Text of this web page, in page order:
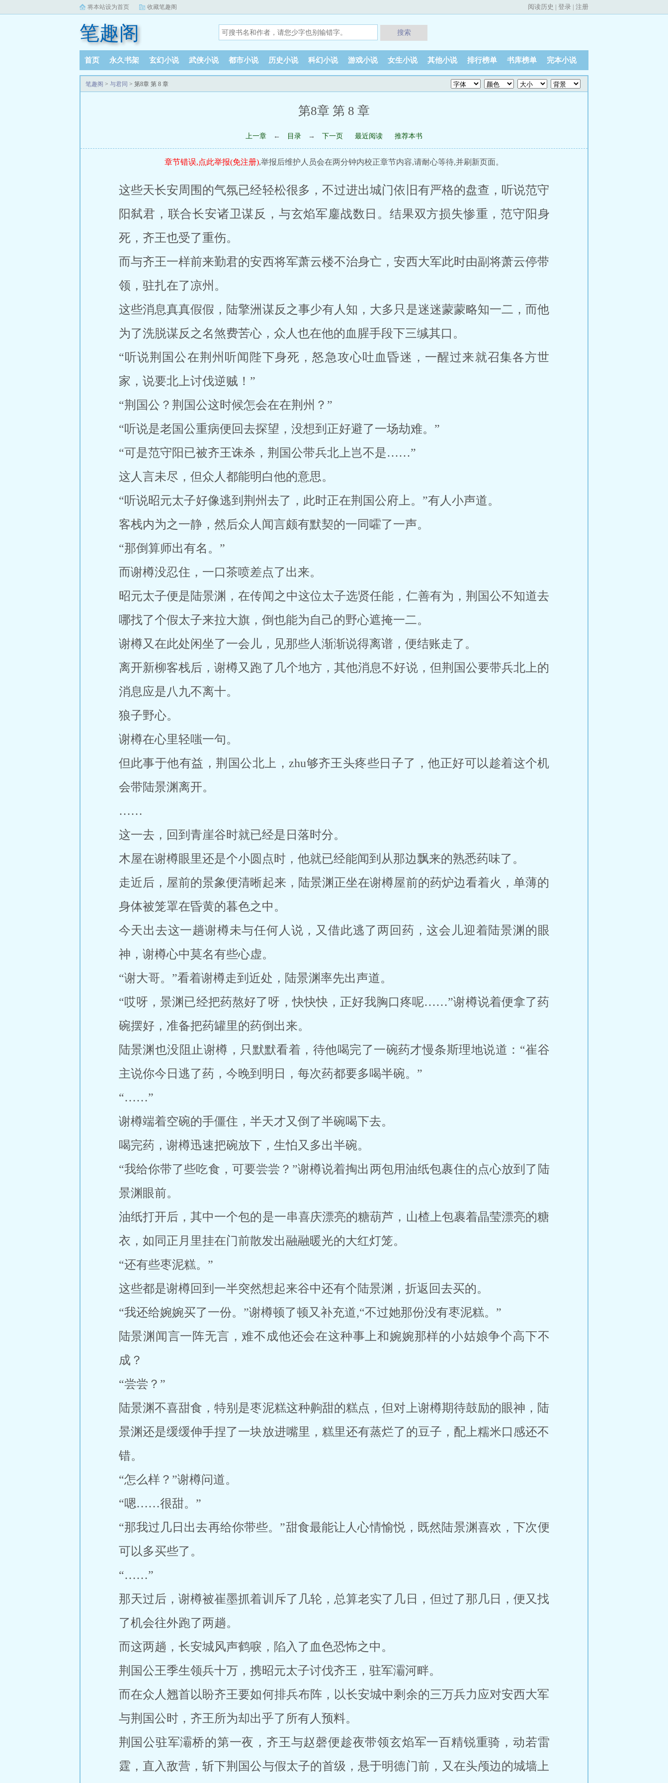
将本站设为首页 收藏笔趣阁 阅读历史 | 登录 | 注册
笔趣阁 搜索
首页 永久书架 玄幻小说 武侠小说 都市小说 历史小说 科幻小说 游戏小说 女生小说 其他小说 排行榜单 书库榜单 完本小说
阅读记录
笔趣阁 > 与君同 > 第8章 第 8 章
第8章 第 8 章
上一章 ← 目录 → 下一页 最近阅读 推荐本书
章节错误,点此举报(免注册),举报后维护人员会在两分钟内校正章节内容,请耐心等待,并刷新页面。
这些天长安周围的气氛已经轻松很多，不过进出城门依旧有严格的盘查，听说范守
阳弑君，联合长安诸卫谋反，与玄焰军鏖战数日。结果双方损失惨重，范守阳身
死，齐王也受了重伤。
而与齐王一样前来勤君的安西将军萧云楼不治身亡，安西大军此时由副将萧云停带
领，驻扎在了凉州。
这些消息真真假假，陆擎洲谋反之事少有人知，大多只是迷迷蒙蒙略知一二，而他
为了洗脱谋反之名煞费苦心，众人也在他的血腥手段下三缄其口。
“听说荆国公在荆州听闻陛下身死，怒急攻心吐血昏迷，一醒过来就召集各方世
家，说要北上讨伐逆贼！”
“荆国公？荆国公这时候怎会在在荆州？”
“听说是老国公重病便回去探望，没想到正好避了一场劫难。”
“可是范守阳已被齐王诛杀，荆国公带兵北上岂不是……”
这人言未尽，但众人都能明白他的意思。
“听说昭元太子好像逃到荆州去了，此时正在荆国公府上。”有人小声道。
客栈内为之一静，然后众人闻言颇有默契的一同嚯了一声。
“那倒算师出有名。”
而谢樽没忍住，一口茶喷差点了出来。
昭元太子便是陆景渊，在传闻之中这位太子选贤任能，仁善有为，荆国公不知道去
哪找了个假太子来拉大旗，倒也能为自己的野心遮掩一二。
谢樽又在此处闲坐了一会儿，见那些人渐渐说得离谱，便结账走了。
离开新柳客栈后，谢樽又跑了几个地方，其他消息不好说，但荆国公要带兵北上的
消息应是八九不离十。
狼子野心。
谢樽在心里轻嗤一句。
但此事于他有益，荆国公北上，zhu够齐王头疼些日子了，他正好可以趁着这个机
会带陆景渊离开。
……
这一去，回到青崖谷时就已经是日落时分。
木屋在谢樽眼里还是个小圆点时，他就已经能闻到从那边飘来的熟悉药味了。
走近后，屋前的景象便清晰起来，陆景渊正坐在谢樽屋前的药炉边看着火，单薄的
身体被笼罩在昏黄的暮色之中。
今天出去这一趟谢樽未与任何人说，又借此逃了两回药，这会儿迎着陆景渊的眼
神，谢樽心中莫名有些心虚。
“谢大哥。”看着谢樽走到近处，陆景渊率先出声道。
“哎呀，景渊已经把药熬好了呀，快快快，正好我胸口疼呢……”谢樽说着便拿了药
碗摆好，准备把药罐里的药倒出来。
陆景渊也没阻止谢樽，只默默看着，待他喝完了一碗药才慢条斯理地说道：“崔谷
主说你今日逃了药，今晚到明日，每次药都要多喝半碗。”
“……”
谢樽端着空碗的手僵住，半天才又倒了半碗喝下去。
喝完药，谢樽迅速把碗放下，生怕又多出半碗。
“我给你带了些吃食，可要尝尝？”谢樽说着掏出两包用油纸包裹住的点心放到了陆
景渊眼前。
油纸打开后，其中一个包的是一串喜庆漂亮的糖葫芦，山楂上包裹着晶莹漂亮的糖
衣，如同正月里挂在门前散发出融融暖光的大红灯笼。
“还有些枣泥糕。”
这些都是谢樽回到一半突然想起来谷中还有个陆景渊，折返回去买的。
“我还给婉婉买了一份。”谢樽顿了顿又补充道,“不过她那份没有枣泥糕。”
陆景渊闻言一阵无言，难不成他还会在这种事上和婉婉那样的小姑娘争个高下不
成？
“尝尝？”
陆景渊不喜甜食，特别是枣泥糕这种齁甜的糕点，但对上谢樽期待鼓励的眼神，陆
景渊还是缓缓伸手捏了一块放进嘴里，糕里还有蒸烂了的豆子，配上糯米口感还不
错。
“怎么样？”谢樽问道。
“嗯……很甜。”
“那我过几日出去再给你带些。”甜食最能让人心情愉悦，既然陆景渊喜欢，下次便
可以多买些了。
“……”
那天过后，谢樽被崔墨抓着训斥了几轮，总算老实了几日，但过了那几日，便又找
了机会往外跑了两趟。
而这两趟，长安城风声鹤唳，陷入了血色恐怖之中。
荆国公王季生领兵十万，携昭元太子讨伐齐王，驻军灞河畔。
而在众人翘首以盼齐王要如何排兵布阵，以长安城中剩余的三万兵力应对安西大军
与荆国公时，齐王所为却出乎了所有人预料。
荆国公驻军灞桥的第一夜，齐王与赵磬便趁夜带领玄焰军一百精锐重骑，动若雷
霆，直入敌营，斩下荆国公与假太子的首级，悬于明德门前，又在头颅边的城墙上